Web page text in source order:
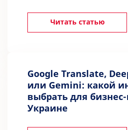
Читать статью
Google Translate,
или Gemini: какой
выбрать для
Украине